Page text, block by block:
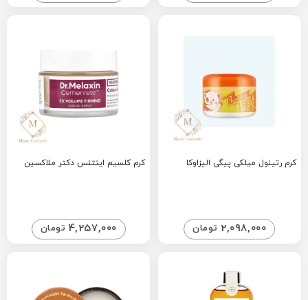
کرم رتینول میلکی پیگی الیزاوکا
2,098,000 تومان
کرم کلسیم اینتنس دکتر ملاکسین
4,257,000 تومان